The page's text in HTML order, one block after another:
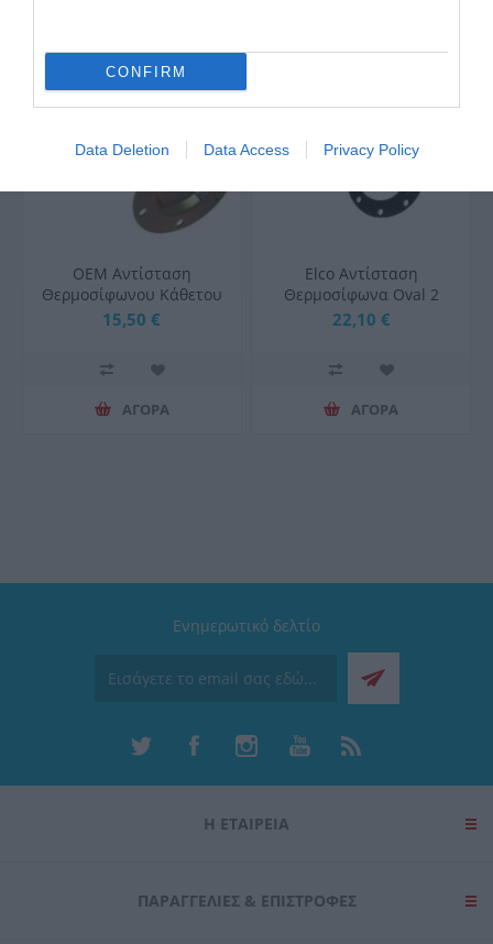
CONFIRM
Data Deletion Data Access Privacy Policy
OEM Aντίσταση
Θερμοσίφωνου Κάθετου
Φ120 5 Οπών 3,7KW
15,50 €
ΑΓΟΡΑ
Elco Αντίσταση
Θερμοσίφωνα Oval 2
Βίδες Με Λάστιχο
22,10 €
ΑΓΟΡΑ
Ενημερωτικό δελτίο
Η ΕΤΑΙΡΕΙΑ
ΠΑΡΑΓΓΕΛΊΕΣ & ΕΠΙΣΤΡΟΦΈΣ